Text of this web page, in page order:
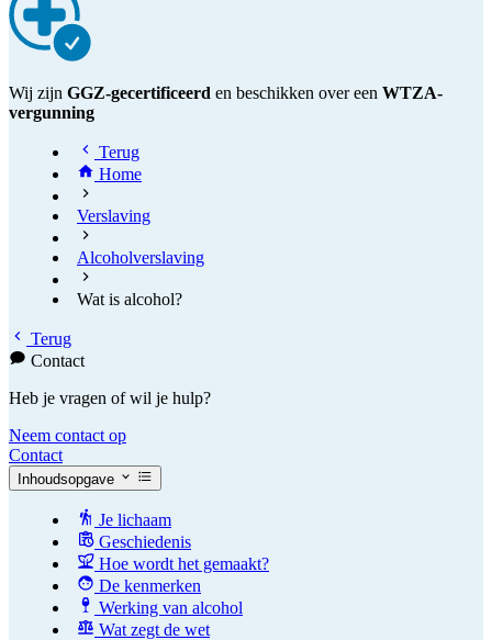
Wij zijn GGZ-gecertificeerd en beschikken over een WTZA-
vergunning
Terug
Home
Verslaving
Alcoholverslaving
Wat is alcohol?
Terug
Contact
Heb je vragen of wil je hulp?
Neem contact op
Contact
Inhoudsopgave
Je lichaam
Geschiedenis
Hoe wordt het gemaakt?
De kenmerken
Werking van alcohol
Wat zegt de wet